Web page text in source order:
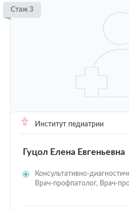
Стаж 3
Институт педиатрии
Гуцол Елена Евгеньевна
Консультативно-
Врач-профпатолог, Врач-